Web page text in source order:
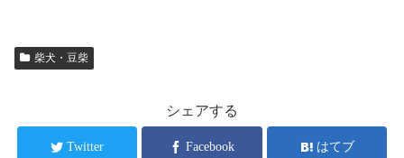
柴犬・豆柴
シェアする
Twitter Facebook はてブ